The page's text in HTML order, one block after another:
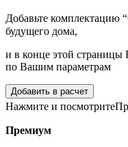
Добавьте комплектацию
будущего дома,
и в конце этой
по Вашим параметрам
Добавить в расчет
Нажмите и посмотрите
Премиум